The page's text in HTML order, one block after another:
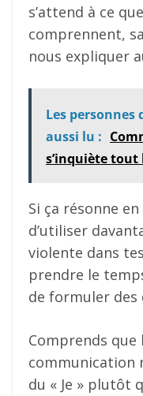
s’attend à ce
comprennent,
nous expliquer
Les
aussi lu :
s’inquiète tout
Si ça résonne
d’utiliser
violente dans
prendre le
de formuler des
Comprends que
communication
du « Je » plutôt